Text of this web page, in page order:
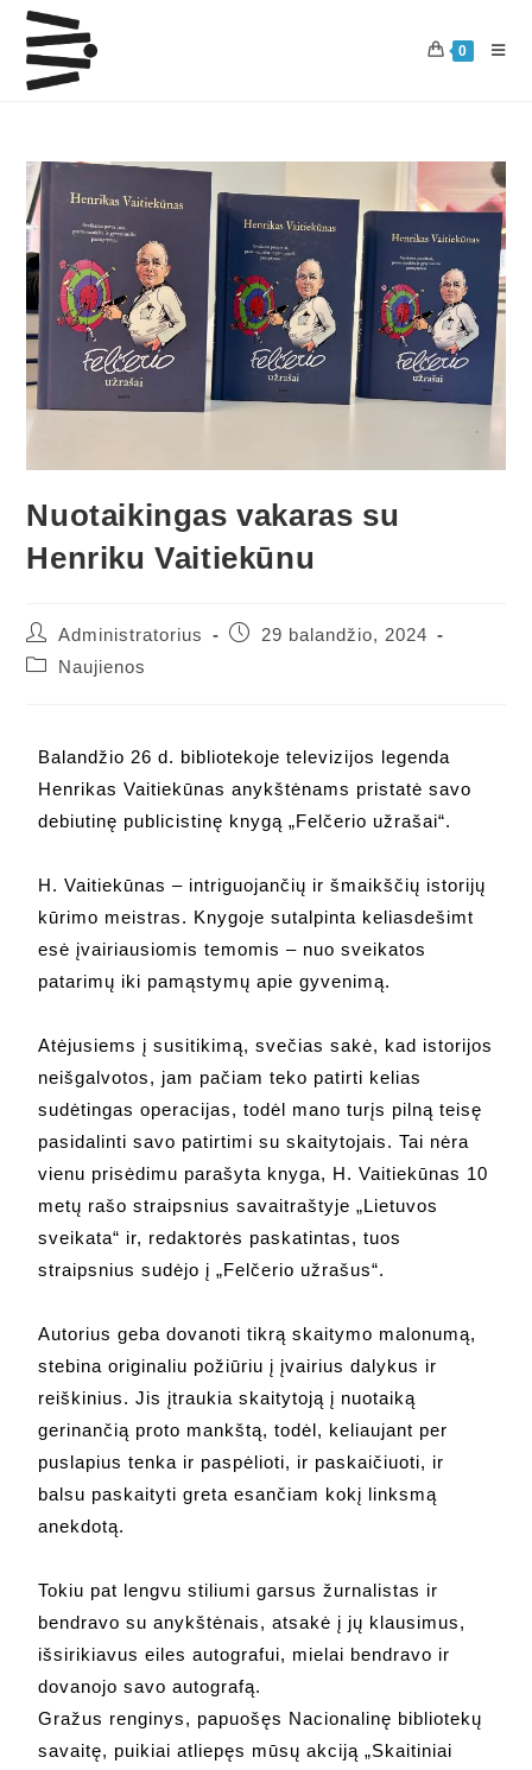
0
Nuotaikingas vakaras su
Henriku Vaitiekūnu
Administratorius
29 balandžio, 2024
Naujienos
Balandžio 26 d. bibliotekoje televizijos legenda
Henrikas Vaitiekūnas anykštėnams pristatė savo
debiutinę publicistinę knygą „Felčerio užrašai“.
H. Vaitiekūnas – intriguojančių ir šmaikščių istorijų
kūrimo meistras. Knygoje sutalpinta keliasdešimt
esė įvairiausiomis temomis – nuo sveikatos
patarimų iki pamąstymų apie gyvenimą.
Atėjusiems į susitikimą, svečias sakė, kad istorijos
neišgalvotos, jam pačiam teko patirti kelias
sudėtingas operacijas, todėl mano turįs pilną teisę
pasidalinti savo patirtimi su skaitytojais. Tai nėra
vienu prisėdimu parašyta knyga, H. Vaitiekūnas 10
metų rašo straipsnius savaitraštyje „Lietuvos
sveikata“ ir, redaktorės paskatintas, tuos
straipsnius sudėjo į „Felčerio užrašus“.
Autorius geba dovanoti tikrą skaitymo malonumą,
stebina originaliu požiūriu į įvairius dalykus ir
reiškinius. Jis įtraukia skaitytoją į nuotaiką
gerinančią proto mankštą, todėl, keliaujant per
puslapius tenka ir paspėlioti, ir paskaičiuoti, ir
balsu paskaityti greta esančiam kokį linksmą
anekdotą.
Tokiu pat lengvu stiliumi garsus žurnalistas ir
bendravo su anykštėnais, atsakė į jų klausimus,
išsirikiavus eiles autografui, mielai bendravo ir
dovanojo savo autografą.
Gražus renginys, papuošęs Nacionalinę bibliotekų
savaitę, puikiai atliepęs mūsų akciją „Skaitiniai